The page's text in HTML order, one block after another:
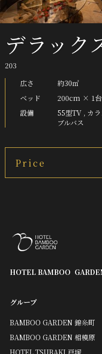
デラック
203
広さ
約30㎡
ベッド
200cm × 1台
設備
55型TV , カ
ブルバス
Price
HOTEL BAMBOO
グループ
BAMBOO GARDEN 錦糸町
BAMBOO GARDEN 相模原